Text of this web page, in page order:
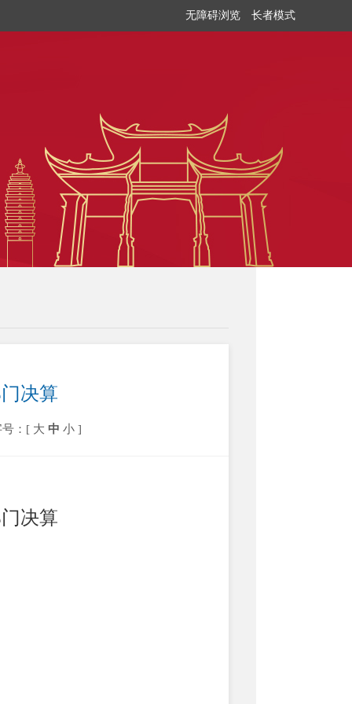
无障碍浏览 长者模式
决算
号：[ 大 中 小 ]
决算